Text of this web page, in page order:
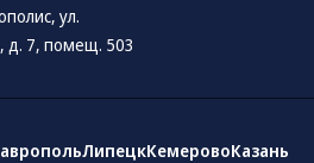
ул.
д. 7, помещ. 503
ЛипецкКемеровоКазань